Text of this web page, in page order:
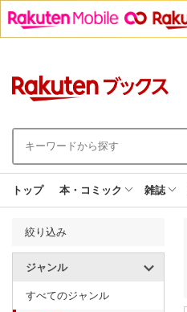
トップ 本・コミック 雑誌
絞り込み
ジャンル
すべてのジャンル